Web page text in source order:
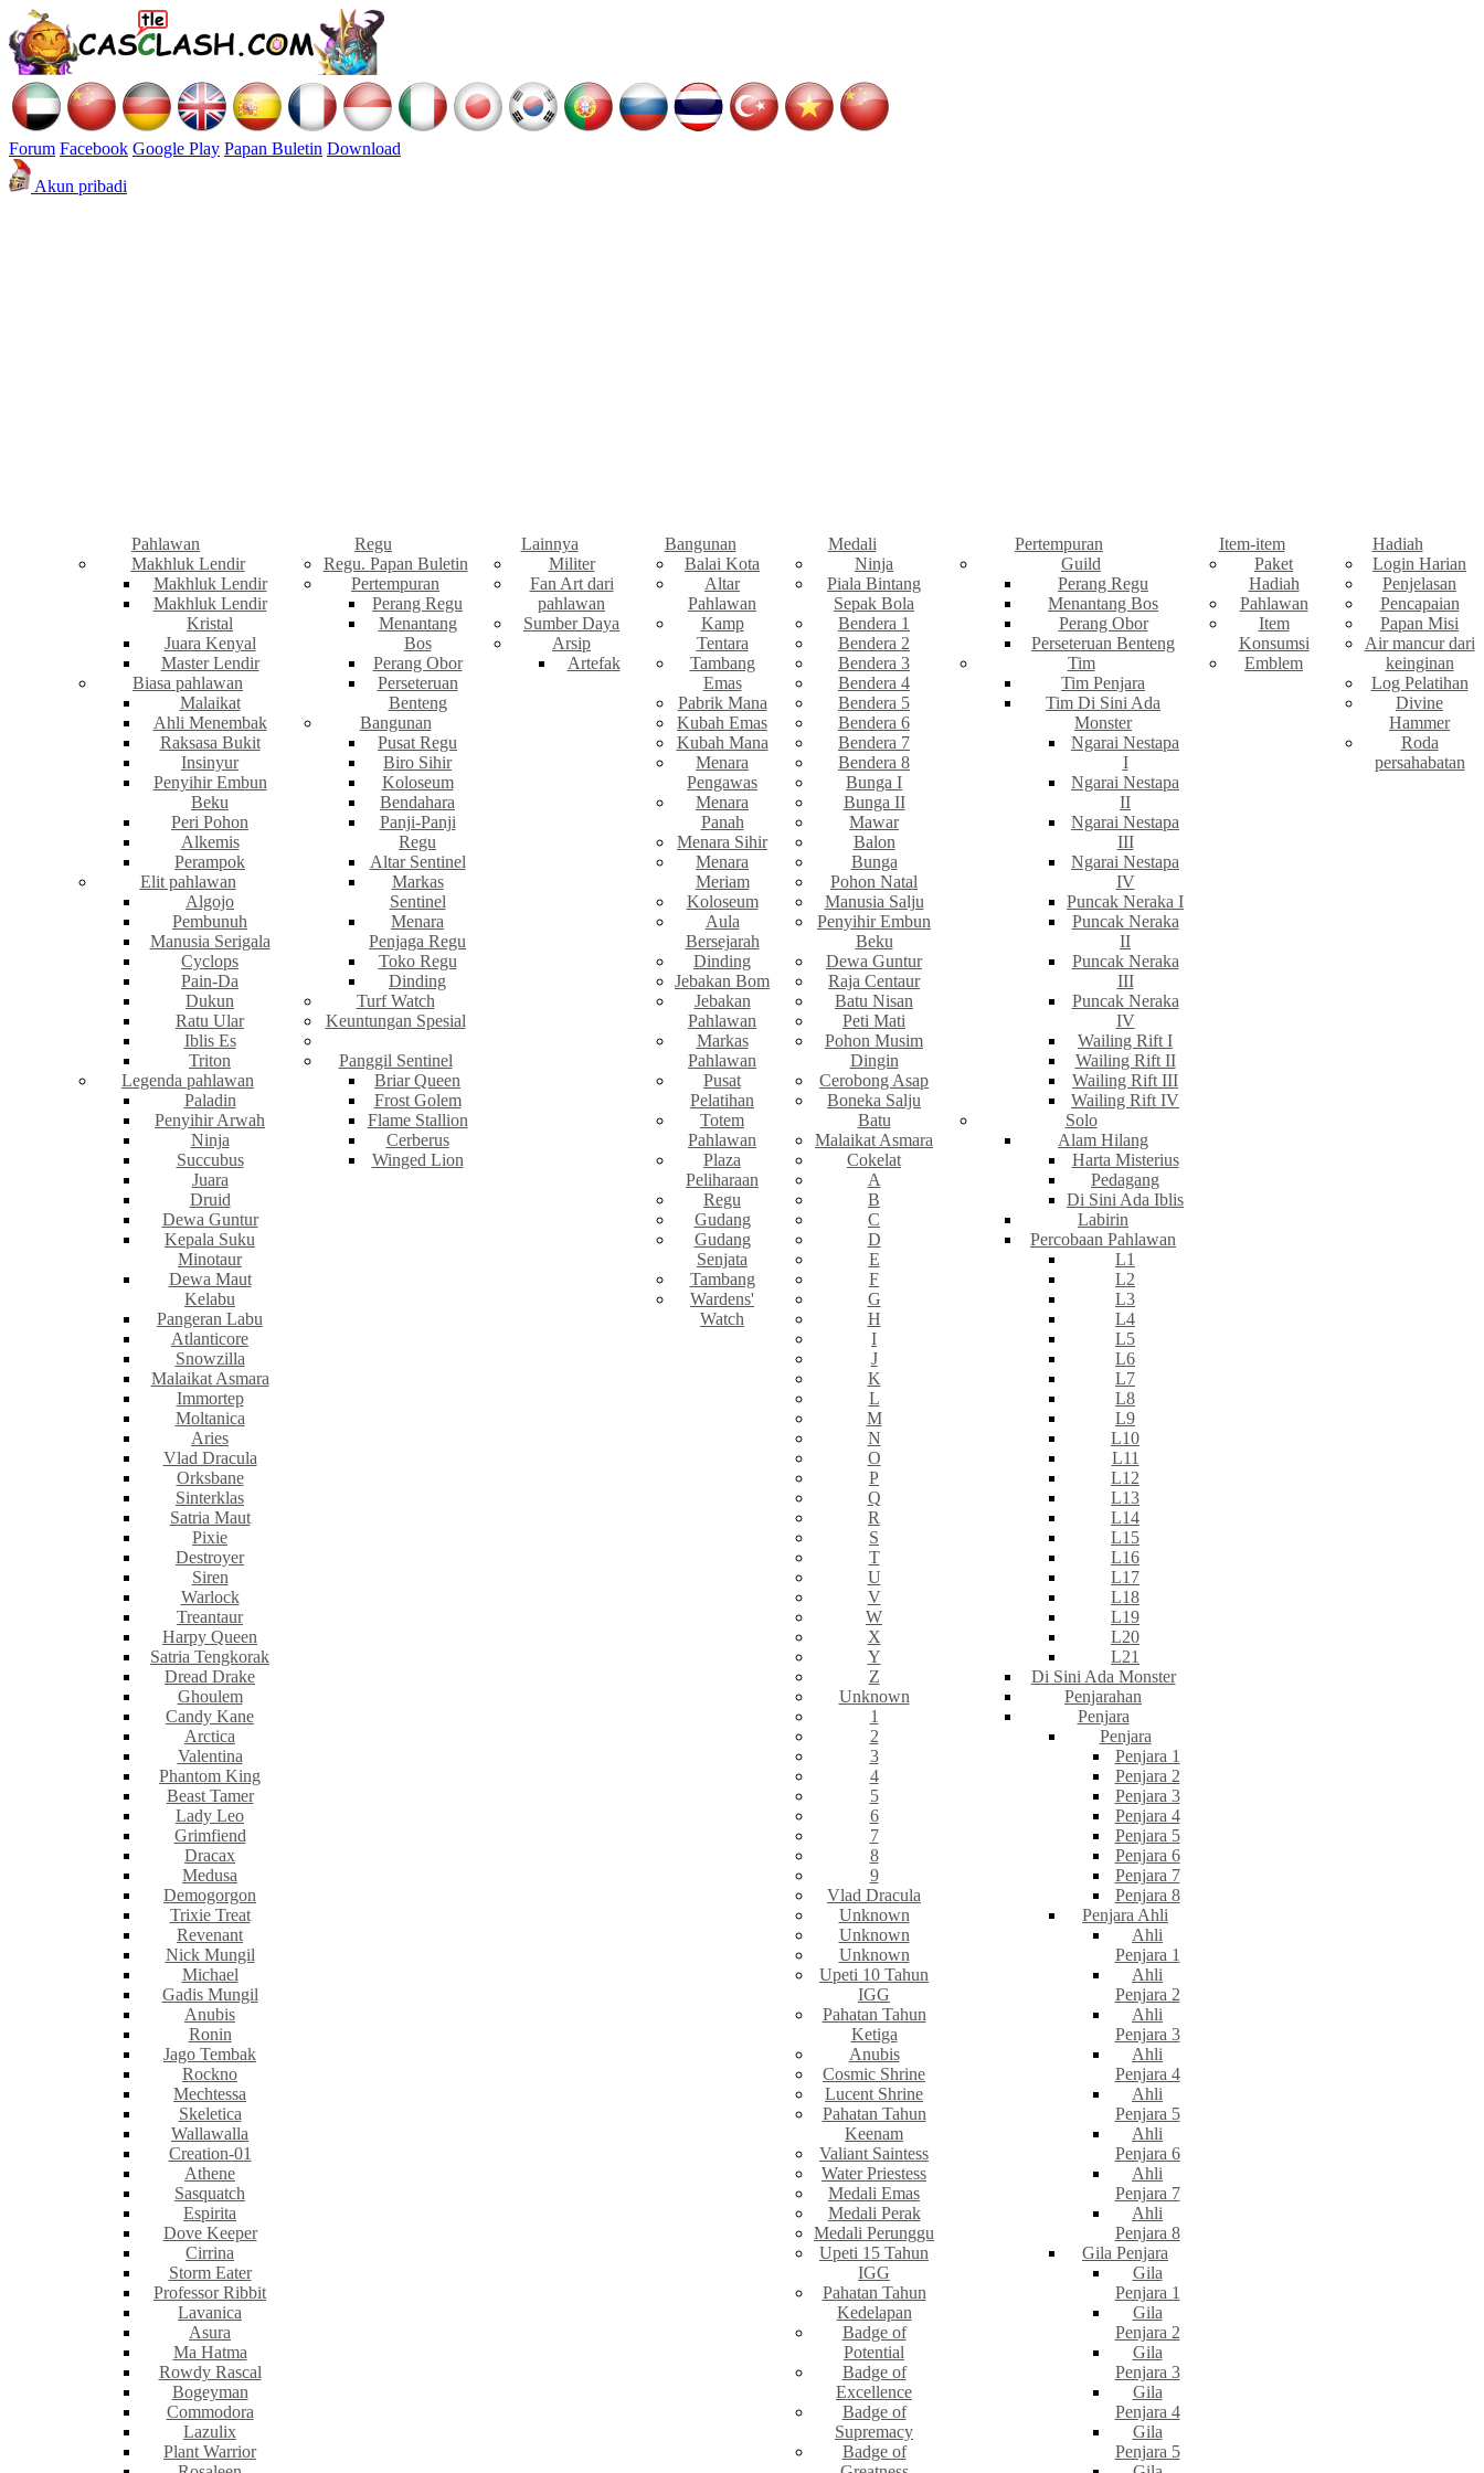
Forum Facebook Google Play Papan Buletin Download
Akun pribadi
Pahlawan
Makhluk Lendir
Makhluk Lendir
Makhluk Lendir
Kristal
Juara Kenyal
Master Lendir
Biasa pahlawan
Malaikat
Ahli Menembak
Raksasa Bukit
Insinyur
Penyihir Embun
Beku
Peri Pohon
Alkemis
Perampok
Elit pahlawan
Algojo
Pembunuh
Manusia Serigala
Cyclops
Pain-Da
Dukun
Ratu Ular
Iblis Es
Triton
Legenda pahlawan
Paladin
Penyihir Arwah
Ninja
Succubus
Juara
Druid
Dewa Guntur
Kepala Suku
Minotaur
Dewa Maut
Kelabu
Pangeran Labu
Atlanticore
Snowzilla
Malaikat Asmara
Immortep
Moltanica
Aries
Vlad Dracula
Orksbane
Sinterklas
Satria Maut
Pixie
Destroyer
Siren
Warlock
Treantaur
Harpy Queen
Satria Tengkorak
Dread Drake
Ghoulem
Candy Kane
Arctica
Valentina
Phantom King
Beast Tamer
Lady Leo
Grimfiend
Dracax
Medusa
Demogorgon
Trixie Treat
Revenant
Nick Mungil
Michael
Gadis Mungil
Anubis
Ronin
Jago Tembak
Rockno
Mechtessa
Skeletica
Wallawalla
Creation-01
Athene
Sasquatch
Espirita
Dove Keeper
Cirrina
Storm Eater
Professor Ribbit
Lavanica
Asura
Ma Hatma
Rowdy Rascal
Bogeyman
Commodora
Lazulix
Plant Warrior
Regu
Regu. Papan Buletin
Pertempuran
Perang Regu
Menantang
Bos
Perang Obor
Perseteruan
Benteng
Bangunan
Pusat Regu
Biro Sihir
Koloseum
Bendahara
Panji-Panji
Regu
Altar Sentinel
Markas
Sentinel
Menara
Penjaga Regu
Toko Regu
Dinding
Turf Watch
Keuntungan Spesial
Panggil Sentinel
Briar Queen
Frost Golem
Flame Stallion
Cerberus
Winged Lion
Lainnya
Militer
Fan Art dari
pahlawan
Sumber Daya
Arsip
Artefak
Bangunan
Balai Kota
Altar
Pahlawan
Kamp
Tentara
Tambang
Emas
Pabrik Mana
Kubah Emas
Kubah Mana
Menara
Pengawas
Menara
Panah
Menara Sihir
Menara
Meriam
Koloseum
Aula
Bersejarah
Dinding
Jebakan Bom
Jebakan
Pahlawan
Markas
Pahlawan
Pusat
Pelatihan
Totem
Pahlawan
Plaza
Peliharaan
Regu
Gudang
Gudang
Senjata
Tambang
Wardens'
Watch
Medali
Ninja
Piala Bintang
Sepak Bola
Bendera 1
Bendera 2
Bendera 3
Bendera 4
Bendera 5
Bendera 6
Bendera 7
Bendera 8
Bunga I
Bunga II
Mawar
Balon
Bunga
Pohon Natal
Manusia Salju
Penyihir Embun
Beku
Dewa Guntur
Raja Centaur
Batu Nisan
Peti Mati
Pohon Musim
Dingin
Cerobong Asap
Boneka Salju
Batu
Malaikat Asmara
Cokelat
A
B
C
D
E
F
G
H
I
J
K
L
M
N
O
P
Q
R
S
T
U
V
W
X
Y
Z
Unknown
1
2
3
4
5
6
7
8
9
Vlad Dracula
Unknown
Unknown
Unknown
Upeti 10 Tahun
IGG
Pahatan Tahun
Ketiga
Anubis
Cosmic Shrine
Lucent Shrine
Pahatan Tahun
Keenam
Valiant Saintess
Water Priestess
Medali Emas
Medali Perak
Medali Perunggu
Upeti 15 Tahun
IGG
Pahatan Tahun
Kedelapan
Badge of
Potential
Badge of
Excellence
Badge of
Supremacy
Badge of
Pertempuran
Guild
Perang Regu
Menantang Bos
Perang Obor
Perseteruan Benteng
Tim
Tim Penjara
Tim Di Sini Ada
Monster
Ngarai Nestapa
I
Ngarai Nestapa
II
Ngarai Nestapa
III
Ngarai Nestapa
IV
Puncak Neraka I
Puncak Neraka
II
Puncak Neraka
III
Puncak Neraka
IV
Wailing Rift I
Wailing Rift II
Wailing Rift III
Wailing Rift IV
Solo
Alam Hilang
Harta Misterius
Pedagang
Di Sini Ada Iblis
Labirin
Percobaan Pahlawan
L1
L2
L3
L4
L5
L6
L7
L8
L9
L10
L11
L12
L13
L14
L15
L16
L17
L18
L19
L20
L21
Di Sini Ada Monster
Penjarahan
Penjara
Penjara
Penjara 1
Penjara 2
Penjara 3
Penjara 4
Penjara 5
Penjara 6
Penjara 7
Penjara 8
Penjara Ahli
Ahli
Penjara 1
Ahli
Penjara 2
Ahli
Penjara 3
Ahli
Penjara 4
Ahli
Penjara 5
Ahli
Penjara 6
Ahli
Penjara 7
Ahli
Penjara 8
Gila Penjara
Gila
Penjara 1
Gila
Penjara 2
Gila
Penjara 3
Gila
Penjara 4
Gila
Penjara 5
Item-item
Paket
Hadiah
Pahlawan
Item
Konsumsi
Emblem
Hadiah
Login Harian
Penjelasan
Pencapaian
Papan Misi
Air mancur dari
keinginan
Log Pelatihan
Divine
Hammer
Roda
persahabatan